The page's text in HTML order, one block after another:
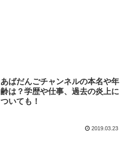
あばだんごチャンネルの本名や年
齢は？学歴や仕事、過去の炎上に
ついても！
2019.03.23